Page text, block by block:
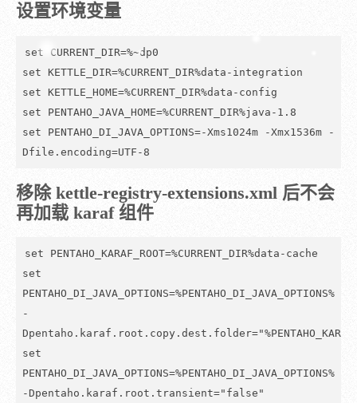
设置环境变量
set CURRENT_DIR=%~dp0
set KETTLE_DIR=%CURRENT_DIR%data-integration
set KETTLE_HOME=%CURRENT_DIR%data-config
set PENTAHO_JAVA_HOME=%CURRENT_DIR%java-1.8
set PENTAHO_DI_JAVA_OPTIONS=-Xms1024m -Xmx1536m -
Dfile.encoding=UTF-8
移除 kettle-registry-extensions.xml 后不会
再加载 karaf 组件
set PENTAHO_KARAF_ROOT=%CURRENT_DIR%data-cache
set
PENTAHO_DI_JAVA_OPTIONS=%PENTAHO_DI_JAVA_OPTIONS%
-
set
PENTAHO_DI_JAVA_OPTIONS=%PENTAHO_DI_JAVA_OPTIONS%
-Dpentaho.karaf.root.transient="false"